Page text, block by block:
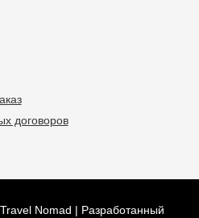
договоров
Travel Nomad | Разработанный